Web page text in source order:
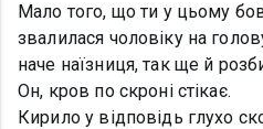
Мало того, що ти у цьому
звалилася чоловіку на
наче наїзниця, так ще й
Он, кров по скроні стікає.
Кирило у відповідь глухо